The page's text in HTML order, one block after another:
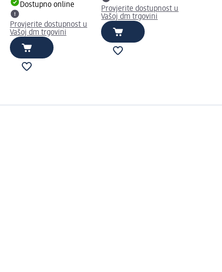
Dostupno online
Provjerite dostupnost u
Vašoj dm trgovini
Provjerite dostupnost u
Vašoj dm trgovini